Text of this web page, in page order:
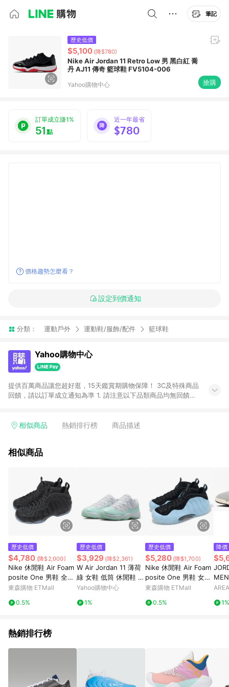
筆記
歷史低價
$5,100 (降$780)
Nike Air Jordan 11 Retro Low 男 黑白紅 喬
丹 AJ11 傳奇 籃球鞋 FV5104-006
Yahoo購物中心 搶購
訂單成立賺1%
51點
近一年最省
$780
價格趨勢怎麼看？
設定到價通知
分類： 運動戶外 運動鞋/服飾/配件 籃球鞋
Yahoo購物中心
提供百萬商品讓您超好逛，15天鑑賞期購物保障！ 3C及特殊商品
回饋，請以訂單成立通知為準 1. 請注意以下品類商品均無回饋：
電玩/遊戲/相機/單眼/鏡頭/拍立得 [2024/6/1起適用] -內接硬
的購回饋活動享Yahoo超贈點回饋者 - 購物中心商店之商品：商
價券等虛擬貨幣折抵 4. 大宗採購或批發轉賣不具回饋資格： 如
有相關事證認定您為大宗採購、批發轉賣而非最終消費使用者，
相關認定以Yahoo購物中心之認定為準
相似商品 熱銷排行榜 商品描述
相似商品
歷史低價
$4,780 (降$2,000)
Nike 休閒鞋 Air Foam
posite One 男鞋 全碳
纖維紋路 黑 太空鞋 果
東森購物 ETMall
0.5%
歷史低價
$3,929 (降$2,361)
W Air Jordan 11 薄荷
綠 女鞋 低筒 休閒鞋 運
動鞋 女鞋 AH7860-10
Yahoo購物中心
1%
歷史低價
$5,280 (降$1,700)
Nike 休閒鞋 Air Foam
posite One 男鞋 女鞋
太空鞋 黑 藍 HJ6014-
東森購物 ETMall
0.5%
降價
1%
熱銷排行榜